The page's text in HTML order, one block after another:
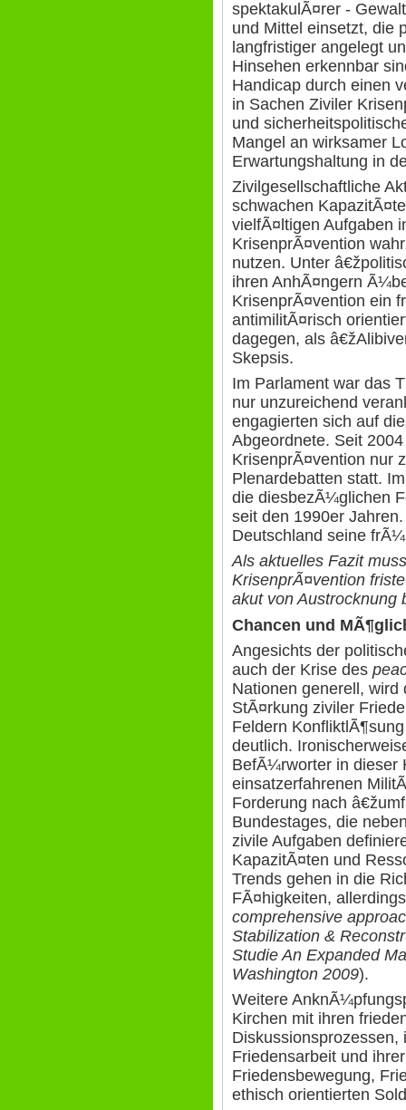
spektakulÃ¤rer -
und Mittel einsetzt, die
langfristiger angelegt
Hinsehen erkennbar
Handicap durch einen
in Sachen Ziviler
und
Mangel an wirksamer
Erwartungshaltung in
Zivilgesellschaftliche
schwachen
vielfÃ¤ltigen Aufgaben
KrisenprÃ¤vention
nutzen. Unter
ihren AnhÃ¤ngern
KrisenprÃ¤vention ein
antimilitÃ¤risch
dagegen, als
Skepsis.
Im Parlament war das
nur unzureichend
engagierten sich auf
Abgeordnete. Seit
KrisenprÃ¤vention nur
Plenardebatten statt.
die diesbezÃ¼glichen
seit den 1990er
Deutschland seine
Als aktuelles Fazit
KrisenprÃ¤vention
akut von Austrocknung
Chancen und
Angesichts der
auch der Krise des
Nationen generell,
StÃ¤rkung ziviler
Feldern
deutlich.
BefÃ¼rworter in dieser
einsatzerfahrenen
Forderung nach
Bundestages, die
zivile Aufgaben
KapazitÃ¤ten und
Trends gehen in die
FÃ¤higkeiten,
comprehensive
Stabilization &
Studie An Expanded
Washington 2009).
Weitere
Kirchen mit ihren
Diskussionsprozessen,
Friedensarbeit und
Friedensbewegung,
ethisch orientierten